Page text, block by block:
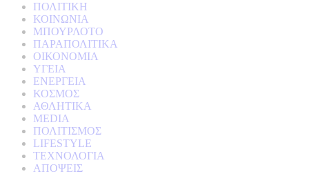
ΠΟΛΙΤΙΚΗ
ΚΟΙΝΩΝΙΑ
ΜΠΟΥΡΛΟΤΟ
ΠΑΡΑΠΟΛΙΤΙΚΑ
ΟΙΚΟΝΟΜΙΑ
ΥΓΕΙΑ
ΕΝΕΡΓΕΙΑ
ΚΟΣΜΟΣ
ΑΘΛΗΤΙΚΑ
MEDIA
ΠΟΛΙΤΙΣΜΟΣ
LIFESTYLE
ΤΕΧΝΟΛΟΓΙΑ
ΑΠΟΨΕΙΣ